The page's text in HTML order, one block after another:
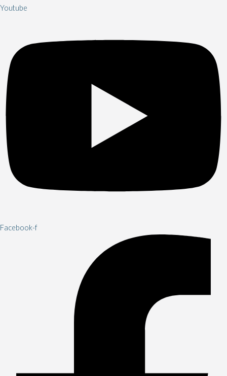
Youtube
Facebook-f